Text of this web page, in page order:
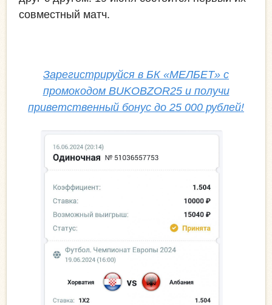
совместный матч.
Зарегистрируйся в БК «МЕЛБЕТ» с
промокодом BUKOBZOR25 и получи
приветственный бонус до 25 000 рублей!